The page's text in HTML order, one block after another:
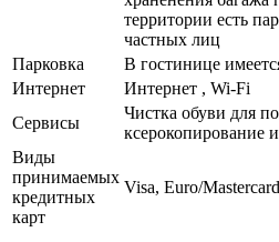
территории есть
частных лиц
Парковка
В гостинице
Интернет
Интернет , Wi-Fi
Сервисы
Чистка обуви для
ксерокопирование
Виды
принимаемых
кредитных
карт
Visa, Euro/